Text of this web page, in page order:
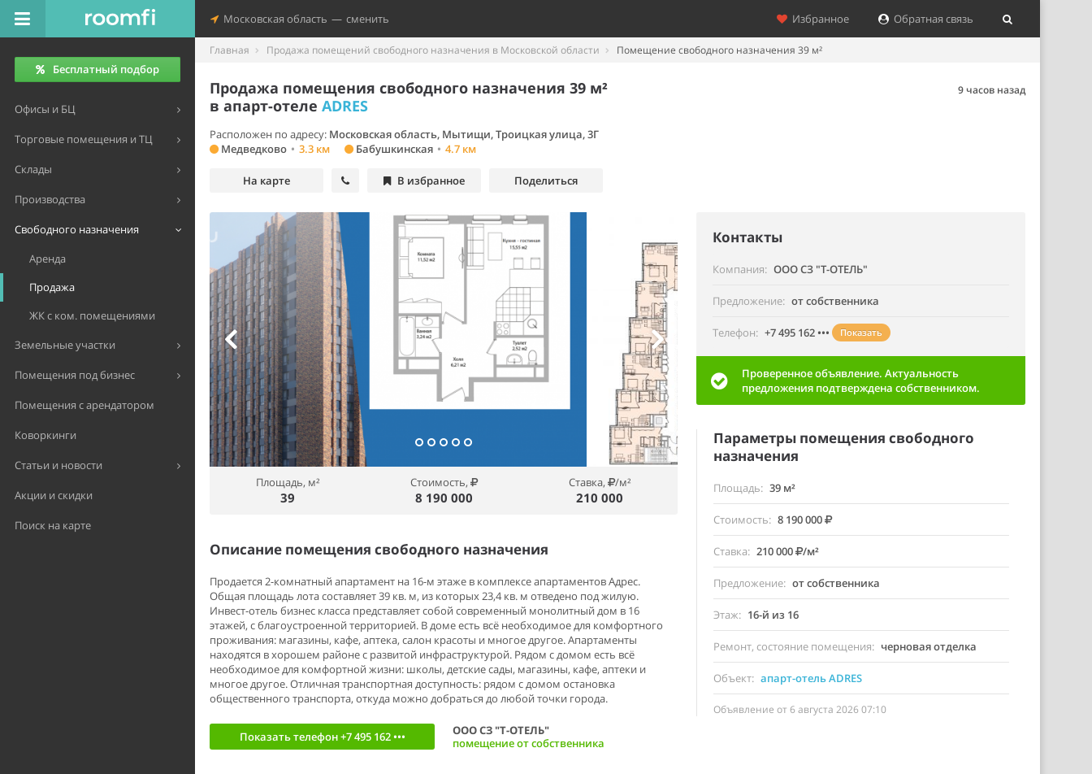
Московская область — сменить Избранное Обратная связь
Бесплатный подбор
Офисы и БЦ
Торговые помещения и ТЦ
Склады
Производства
Свободного назначения
Аренда
Продажа
ЖК с ком. помещениями
Земельные участки
Помещения под бизнес
Помещения с арендатором
Коворкинги
Статьи и новости
Акции и скидки
Поиск на карте
Главная Продажа помещений свободного назначения в Московской области Помещение свободного назначения 39 м²
Продажа помещения свободного назначения 39 м²
в апарт-отеле ADRES
9 часов назад
Расположен по адресу: Московская область, Мытищи, Троицкая улица, 3Г
Медведково • 3.3 км Бабушкинская • 4.7 км
На карте В избранное Поделиться
Площадь, м²
39
Стоимость,
8 190 000
Ставка, /м²
210 000
Описание помещения свободного назначения
Продается 2-комнатный апартамент на 16-м этаже в комплексе апартаментов Адрес.
Общая площадь лота составляет 39 кв. м, из которых 23,4 кв. м отведено под жилую.
Инвест-отель бизнес класса представляет собой современный монолитный дом в 16
этажей, с благоустроенной территорией. В доме есть всё необходимое для комфортного
проживания: магазины, кафе, аптека, салон красоты и многое другое. Апартаменты
находятся в хорошем районе с развитой инфраструктурой. Рядом с домом есть всё
необходимое для комфортной жизни: школы, детские сады, магазины, кафе, аптеки и
многое другое. Отличная транспортная доступность: рядом с домом остановка
общественного транспорта, откуда можно добраться до любой точки города.
Показать телефон+7 495 162 •••
ООО СЗ "Т-ОТЕЛЬ"
помещение от собственника
Контакты
Компания ООО СЗ "Т-ОТЕЛЬ"
Предложение от собственника
Телефон +7 495 162 ••• Показать
Проверенное объявление. Актуальность
предложения подтверждена собственником.
Параметры помещения свободного
назначения
Площадь 39 м²
Стоимость 8 190 000
Ставка 210 000 /м²
Предложение от собственника
Этаж 16-й из 16
Ремонт, состояние помещения черновая отделка
Объект апарт-отель ADRES
Объявление от 6 августа 2026 07:10